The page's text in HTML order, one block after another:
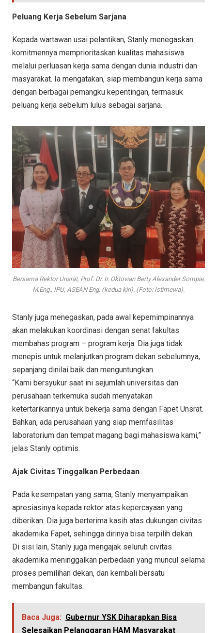
Peluang Kerja Sebelum Sarjana
Kepada wartawan usai pelantikan, Stanly menegaskan
komitmennya memprioritaskan kualitas mahasiswa
melalui perluasan kerja sama dengan dunia industri dan
masyarakat. Ia mengatakan, siap membangun kerja sama
dengan berbagai pemangku kepentingan, termasuk
peluang kerja sebelum lulus sebagai sarjana.
Bersama Rektor Unsrat, Prof. Dr. Ir. Oktovian Berty Alexander Sompie,
M.Eng., IPU, ASEAN Eng, (kedua kiri). (Foto: Istimewa).
Stanly juga menegaskan, pada awal kepemimpinannya
akan melakukan koordinasi dengan senat fakultas
membahas program – program kerja. Dia juga tidak
menepis untuk melanjutkan program dekan sebelumnya,
sepanjang dinilai baik dan menguntungkan.
“Kami bersyukur saat ini sejumlah universitas dan
perusahaan terkemuka sudah menyatakan
ketertarikannya untuk bekerja sama dengan Fapet Unsrat.
Bahkan, ada perusahaan yang siap memfasilitas
laboratorium dan tempat magang bagi mahasiswa kami,”
jelas Stanly optimis.
Ajak Civitas Tinggalkan Perbedaan
Pada kesempatan yang sama, Stanly menyampaikan
apresiasinya kepada rektor atas kepercayaan yang
diberikan. Dia juga berterima kasih atas dukungan civitas
akademika Fapet, sehingga dirinya bisa terpilih dekan.
Di sisi lain, Stanly juga mengajak seluruh civitas
akademika meninggalkan perbedaan yang muncul selama
proses pemilihan dekan, dan kembali bersatu
membangun fakultas.
Baca Juga: Gubernur YSK Diharapkan Bisa
Selesaikan Pelanggaran HAM Masyarakat